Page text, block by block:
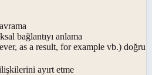
bağlantıyı anlama
as a result, for example vb.) doğru
ayırt etme